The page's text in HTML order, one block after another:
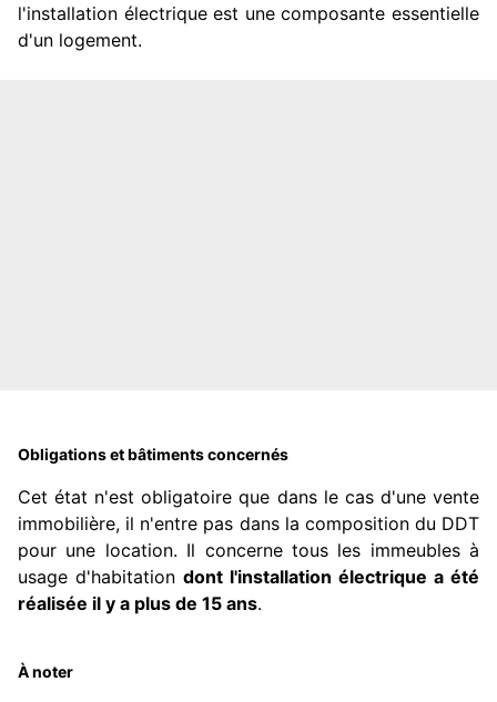
l'installation électrique est une composante essentielle
d'un logement.
Obligations et bâtiments concernés
Cet état n'est obligatoire que dans le cas d'une vente
immobilière, il n'entre pas dans la composition du DDT
pour une location. Il concerne tous les immeubles à
usage d'habitation dont l'installation électrique a été
réalisée il y a plus de 15 ans.
À noter